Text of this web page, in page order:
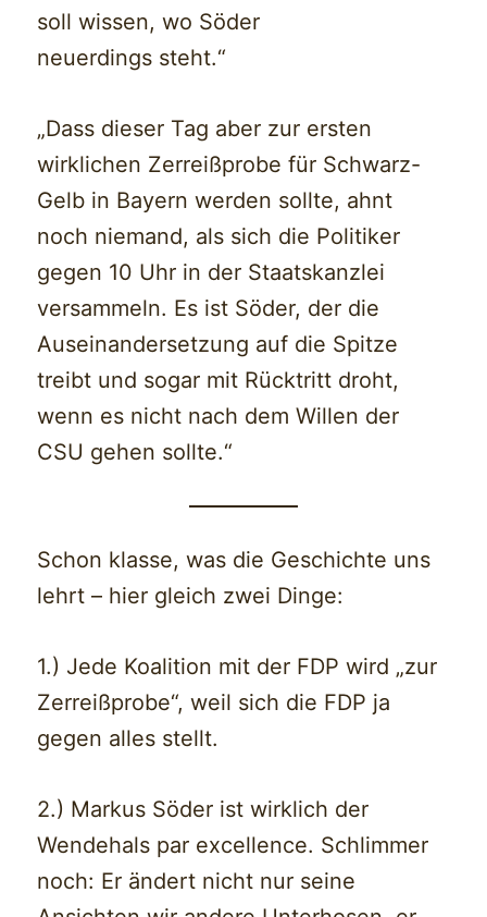
soll wissen, wo Söder
neuerdings steht.“
„Dass dieser Tag aber zur ersten
wirklichen Zerreißprobe für Schwarz-
Gelb in Bayern werden sollte, ahnt
noch niemand, als sich die Politiker
gegen 10 Uhr in der Staatskanzlei
versammeln. Es ist Söder, der die
Auseinandersetzung auf die Spitze
treibt und sogar mit Rücktritt droht,
wenn es nicht nach dem Willen der
CSU gehen sollte.“
Schon klasse, was die Geschichte uns
lehrt – hier gleich zwei Dinge:
1.) Jede Koalition mit der FDP wird „zur
Zerreißprobe“, weil sich die FDP ja
gegen alles stellt.
2.) Markus Söder ist wirklich der
Wendehals par excellence. Schlimmer
noch: Er ändert nicht nur seine